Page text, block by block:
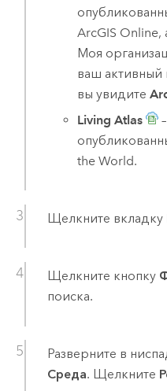
ArcGIS Online,
Моя
ваш активный
вы увидите
Living Atlas
the World.
Щелкните вкладку
Щелкните кнопку
поиска.
Разверните в
Среда. Щелкните